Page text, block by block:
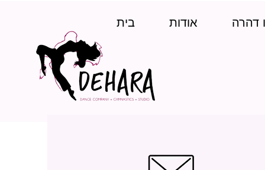
בית אודות דהרה